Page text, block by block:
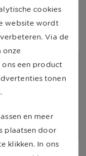
de
een
cookies
website wordt
Via de
onze
een product
tonen
en meer
plaatsen door
klikken. In ons